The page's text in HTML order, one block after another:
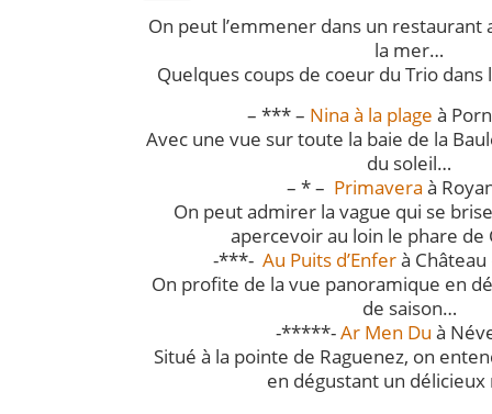
On peut l’emmener dans un restaurant
la mer…
Quelques coups de coeur du Trio dans
– *** – Nina à la plage à
Avec une vue sur toute la baie de la
du soleil…
– * – Primavera à
On peut admirer la vague qui se
apercevoir au loin le phare
-***- Au Puits d’Enferà Château
On profite de la vue panoramique en
de saison…
-*****-Ar Men Du à
Situé à la pointe de Raguenez, on
en dégustant un